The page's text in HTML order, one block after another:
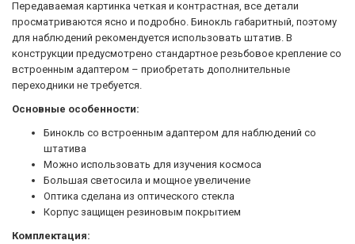
Передаваемая картинка четкая и контрастная, все детали
просматриваются ясно и подробно. Бинокль габаритный, поэтому
для наблюдений рекомендуется использовать штатив. В
конструкции предусмотрено стандартное резьбовое крепление со
встроенным адаптером – приобретать дополнительные
переходники не требуется.
Основные особенности:
Бинокль со встроенным адаптером для наблюдений со
штатива
Можно использовать для изучения космоса
Большая светосила и мощное увеличение
Оптика сделана из оптического стекла
Корпус защищен резиновым покрытием
Комплектация: